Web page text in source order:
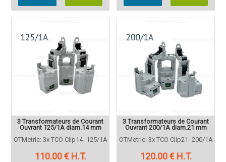
3 Transformateurs de Courant
Ouvrant 125/1A diam.14 mm
OTMetric: 3x TCO Clip14- 125/1A
110.00 € H.T.
3 Transformateurs de Courant
Ouvrant 200/1A diam.21 mm
OTMetric: 3x TCO Clip21- 200/1A
120.00 € H.T.